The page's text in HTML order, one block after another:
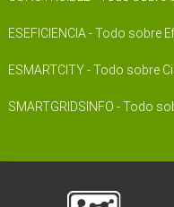
ESEFICIENCIA - Todo sobre
ESMARTCITY - Todo sobre
SMARTGRIDSINFO - Todo